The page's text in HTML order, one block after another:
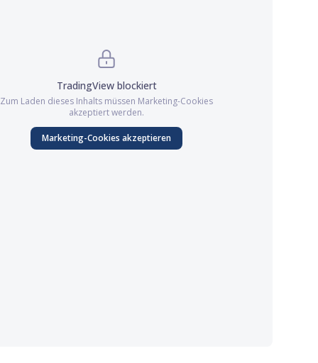
TradingViewblockiert
Zum Laden dieses Inhalts müssen Marketing-Cookies
akzeptiert werden.
Marketing-Cookies akzeptieren